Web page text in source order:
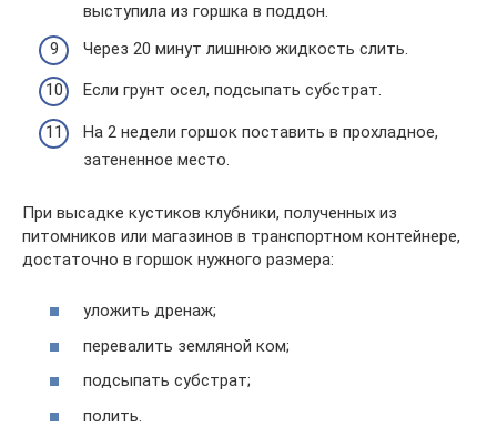
выступила из горшка в поддон.
Через 20 минут лишнюю жидкость слить.
Если грунт осел, подсыпать субстрат.
На 2 недели горшок поставить в прохладное,
затененное место.
При высадке кустиков клубники, полученных из
питомников или магазинов в транспортном контейнере,
достаточно в горшок нужного размера:
уложить дренаж;
перевалить земляной ком;
подсыпать субстрат;
полить.